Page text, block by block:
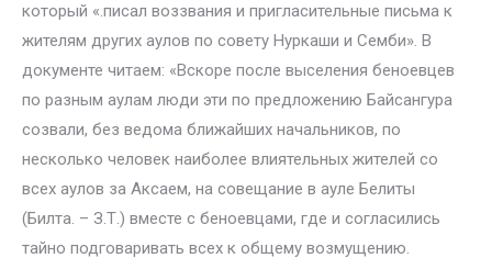
который «.писал воззвания и пригласительные письма к
жителям других аулов по совету Нуркаши и Семби». В
документе читаем: «Вскоре после выселения беноевцев
по разным аулам люди эти по предложению Байсангура
созвали, без ведома ближайших начальников, по
несколько человек наиболее влиятельных жителей со
всех аулов за Аксаем, на совещание в ауле Белиты
(Билта. – З.Т.) вместе с беноевцами, где и согласились
тайно подговаривать всех к общему возмущению.